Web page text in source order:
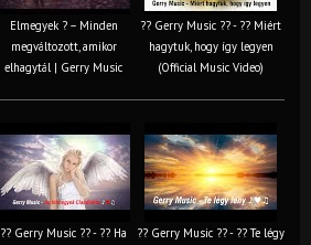
Elmegyek ? – Minden
megváltozott, amikor
elhagytál | Gerry Music
?? Gerry Music ?? - ?? Miért
hagytuk, hogy így legyen
(Official Music Video)
?? Gerry Music ?? - ?? Ha ?? Gerry Music ?? - ?? Te légy